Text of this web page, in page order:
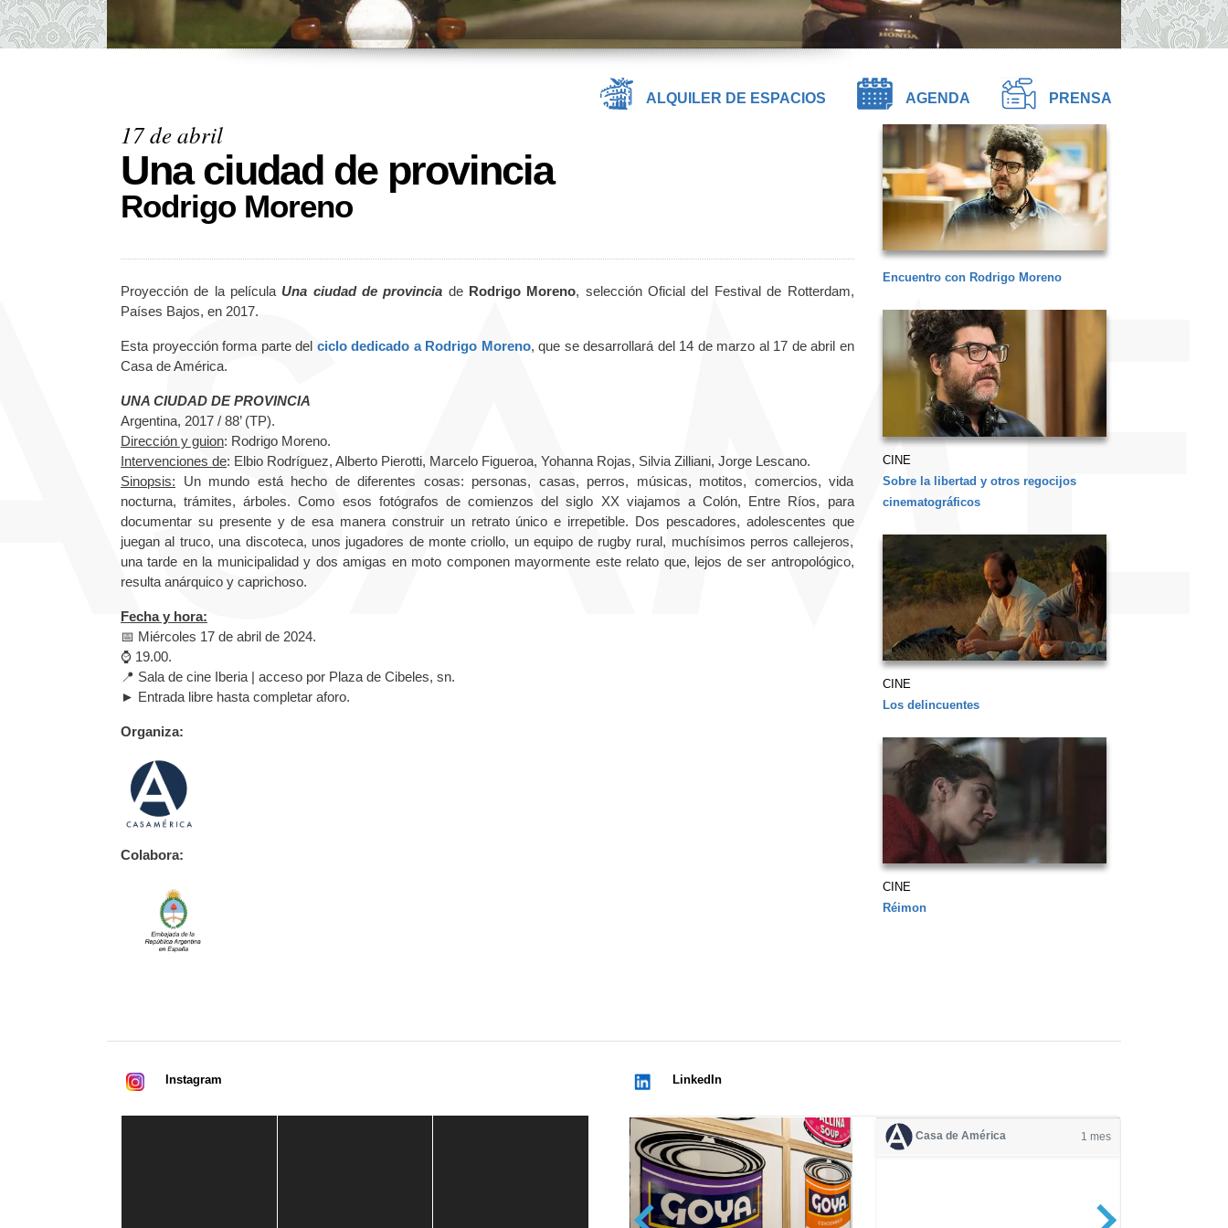
ALQUILER DE ESPACIOS AGENDA PRENSA
17 de abril
Una ciudad de provincia
Rodrigo Moreno
Proyección de la película Una ciudad de provincia de Rodrigo Moreno, selección Oficial del Festival de Rotterdam,
Países Bajos, en 2017.
Esta proyección forma parte del ciclo dedicado a Rodrigo Moreno, que se desarrollará del 14 de marzo al 17 de abril en
Casa de América.
UNA CIUDAD DE PROVINCIA
Argentina, 2017 / 88’ (TP).
Dirección y guion: Rodrigo Moreno.
Intervenciones de: Elbio Rodríguez, Alberto Pierotti, Marcelo Figueroa, Yohanna Rojas, Silvia Zilliani, Jorge Lescano.
Sinopsis: Un mundo está hecho de diferentes cosas: personas, casas, perros, músicas, motitos, comercios, vida
nocturna, trámites, árboles. Como esos fotógrafos de comienzos del siglo XX viajamos a Colón, Entre Ríos, para
documentar su presente y de esa manera construir un retrato único e irrepetible. Dos pescadores, adolescentes que
juegan al truco, una discoteca, unos jugadores de monte criollo, un equipo de rugby rural, muchísimos perros callejeros,
una tarde en la municipalidad y dos amigas en moto componen mayormente este relato que, lejos de ser antropológico,
resulta anárquico y caprichoso.
Fecha y hora:
📅 Miércoles 17 de abril de 2024.
⌚️ 19.00.
📍 Sala de cine Iberia | acceso por Plaza de Cibeles, sn.
► Entrada libre hasta completar aforo.
Organiza:
Colabora:
Encuentro con Rodrigo Moreno
CINE
Sobre la libertad y otros regocijos
cinematográficos
CINE
Los delincuentes
CINE
Réimon
Instagram LinkedIn
Casa de América 1 mes